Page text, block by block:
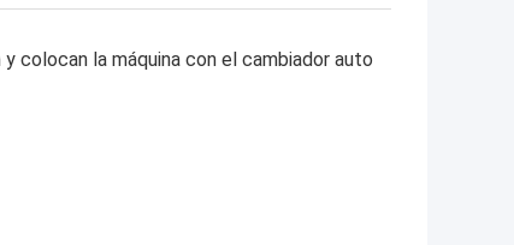
colocan la máquina con el cambiador auto